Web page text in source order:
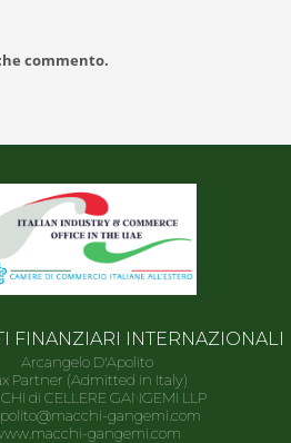
commento.
FINANZIARI INTERNAZIONALI
Arcangelo D'Apolito
Partner (Admitted in Italy)
di CELLERE GANGEMI LLP
gangemi.com
gangemi.com